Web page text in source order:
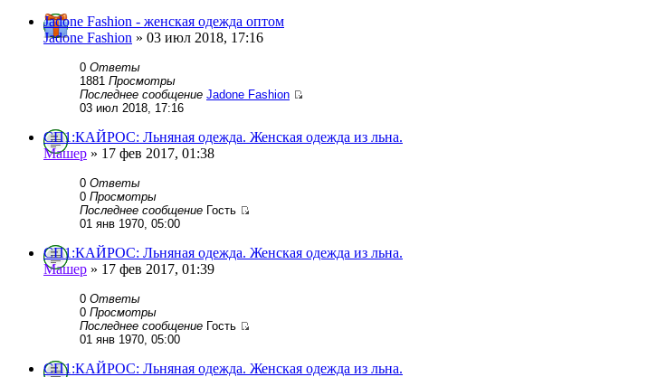
Jadone Fashion - женская одежда оптом
Jadone Fashion » 03 июл 2018, 17:16
0 Ответы
1881 Просмотры
Последнее сообщение Jadone Fashion
03 июл 2018, 17:16
СП1:КАЙРОС: Льняная одежда. Женская одежда из льна.
Машер » 17 фев 2017, 01:38
0 Ответы
0 Просмотры
Последнее сообщение Гость
01 янв 1970, 05:00
СП1:КАЙРОС: Льняная одежда. Женская одежда из льна.
Машер » 17 фев 2017, 01:39
0 Ответы
0 Просмотры
Последнее сообщение Гость
01 янв 1970, 05:00
СП1:КАЙРОС: Льняная одежда. Женская одежда из льна.